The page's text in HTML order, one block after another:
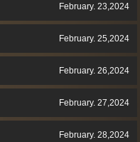
February. 23,2024
February. 25,2024
February. 26,2024
February. 27,2024
February. 28,2024